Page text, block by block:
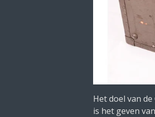
Het doel van de
is het geven